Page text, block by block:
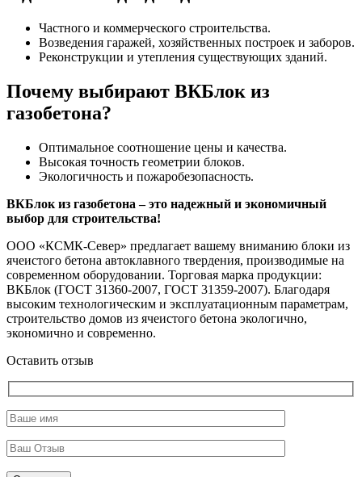
Частного и коммерческого строительства.
Возведения гаражей, хозяйственных построек и заборов.
Реконструкции и утепления существующих зданий.
Почему выбирают ВКБлок из
газобетона?
Оптимальное соотношение цены и качества.
Высокая точность геометрии блоков.
Экологичность и пожаробезопасность.
ВКБлок из газобетона – это надежный и экономичный
выбор для строительства!
ООО «КСМК-Север» предлагает вашему вниманию блоки из
ячеистого бетона автоклавного твердения, производимые на
современном оборудовании. Торговая марка продукции:
ВКБлок (ГОСТ 31360-2007, ГОСТ 31359-2007). Благодаря
высоким технологическим и эксплуатационным параметрам,
строительство домов из ячеистого бетона экологично,
экономично и современно.
Оставить отзыв